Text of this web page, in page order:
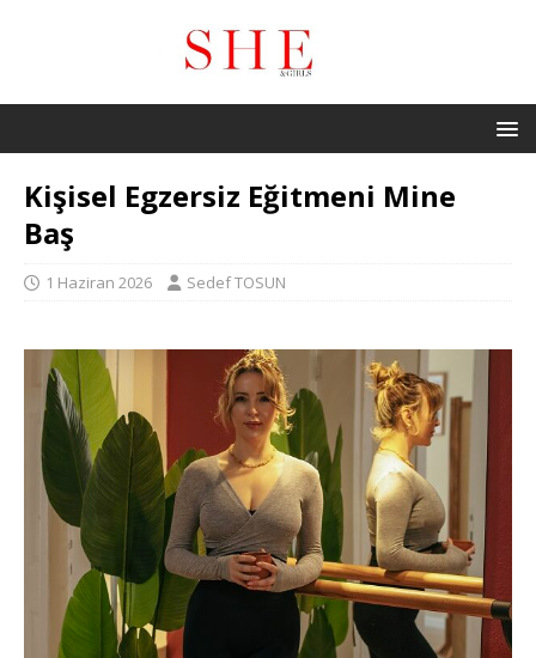
Kişisel Egzersiz Eğitmeni Mine
Baş
1 Haziran 2026 Sedef TOSUN